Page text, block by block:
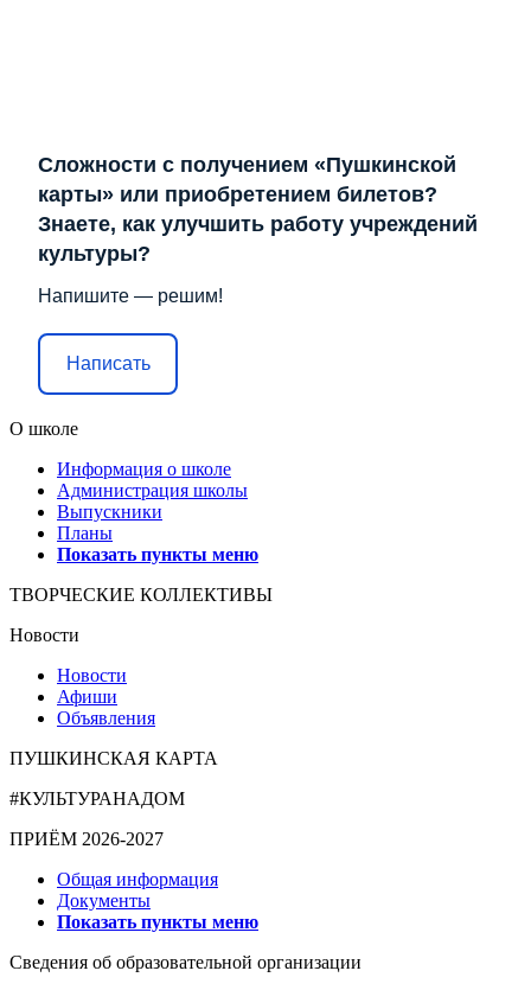
Сложности с получением «Пушкинской
карты» или приобретением билетов?
Знаете, как улучшить работу учреждений
культуры?
Напишите — решим!
Написать
О школе
Информация о школе
Администрация школы
Выпускники
Планы
Показать пункты меню
ТВОРЧЕСКИЕ КОЛЛЕКТИВЫ
Новости
Новости
Афиши
Объявления
ПУШКИНСКАЯ КАРТА
#КУЛЬТУРАНАДОМ
ПРИЁМ 2026-2027
Общая информация
Документы
Показать пункты меню
Сведения об образовательной организации